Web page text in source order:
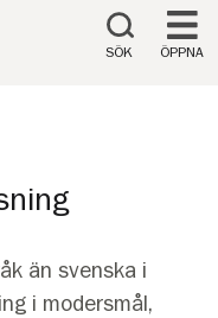
SÖK ÖPPNA
än svenska i
i modersmål,